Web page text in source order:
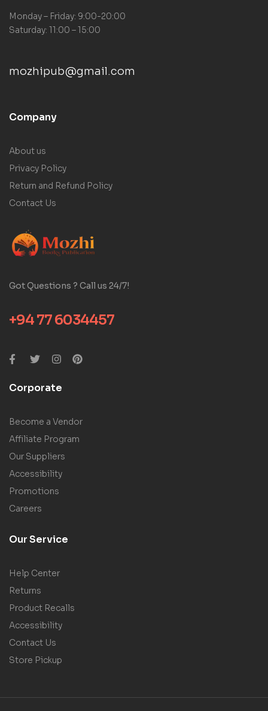
Monday – Friday: 9:00-20:00
Saturday: 11:00 – 15:00
mozhipub@gmail.com
Company
About us
Privacy Policy
Return and Refund Policy
Contact Us
Got Questions ? Call us 24/7!
+94 77 6034457
Corporate
Become a Vendor
Affiliate Program
Our Suppliers
Accessibility
Promotions
Careers
Our Service
Help Center
Returns
Product Recalls
Accessibility
Contact Us
Store Pickup